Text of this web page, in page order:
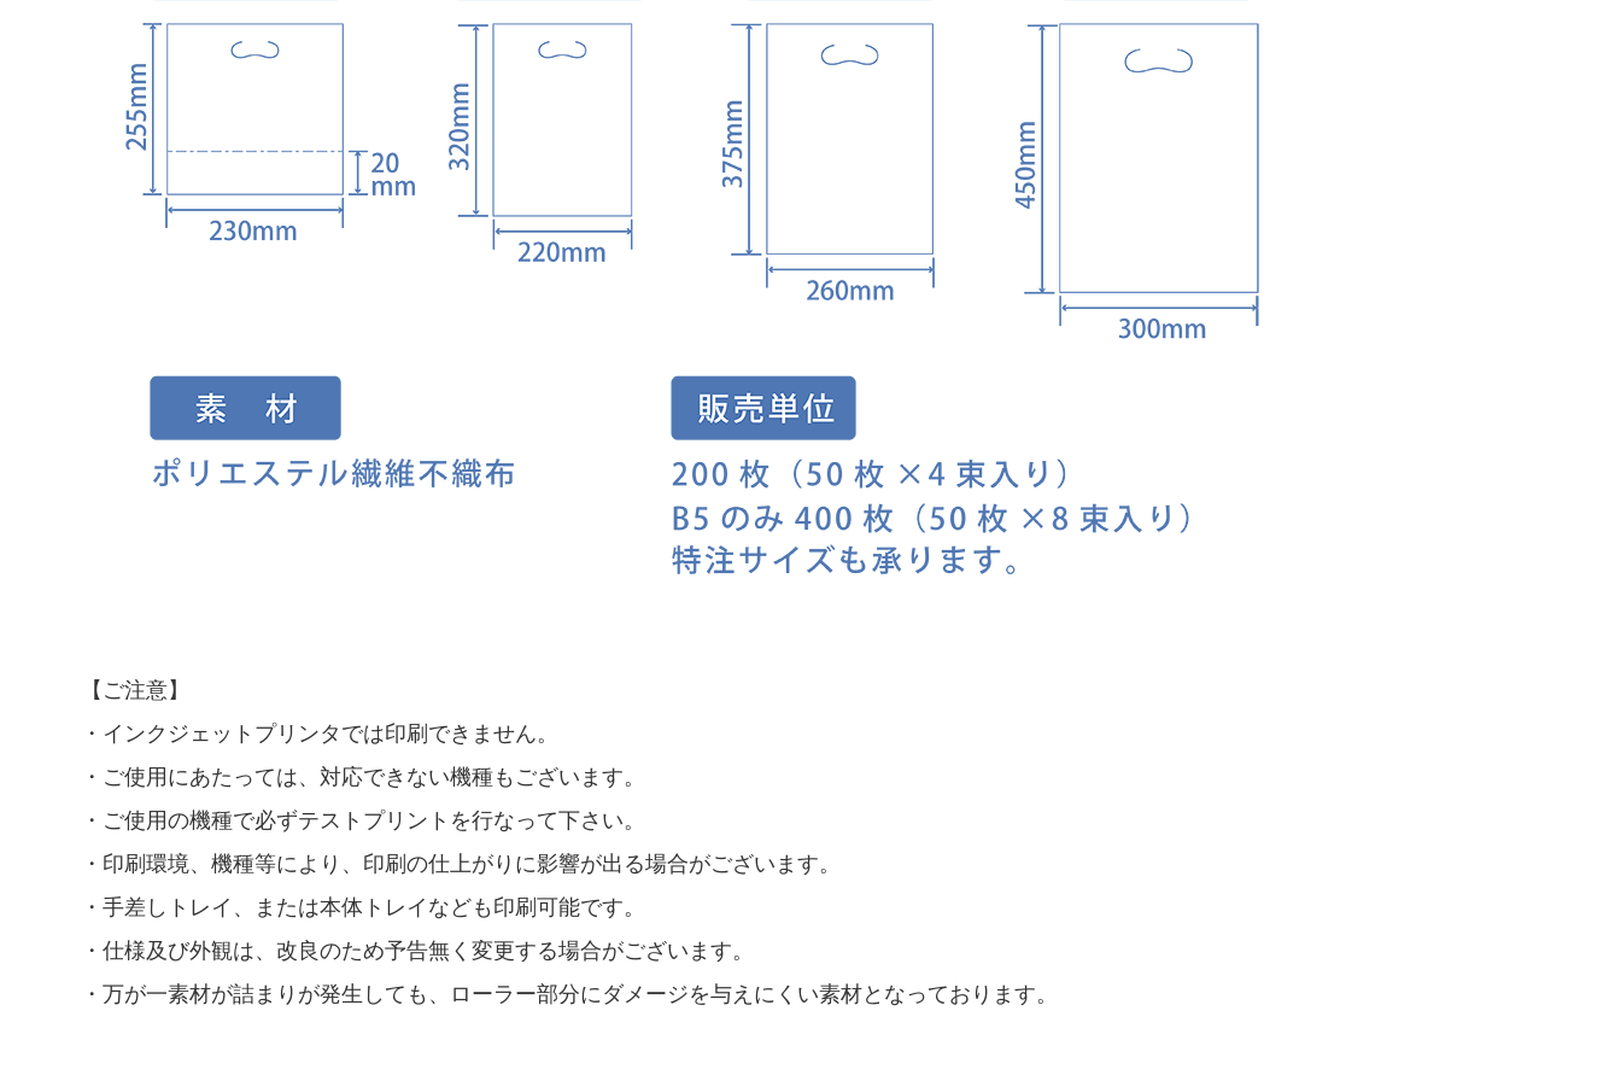
【ご注意】
・インクジェットプリンタでは印刷できません。
・ご使用にあたっては、対応できない機種もございます。
・ご使用の機種で必ずテストプリントを行なって下さい。
・印刷環境、機種等により、印刷の仕上がりに影響が出る場合がございます。
・手差しトレイ、または本体トレイなども印刷可能です。
・仕様及び外観は、改良のため予告無く変更する場合がございます。
・万が一素材が詰まりが発生しても、ローラー部分にダメージを与えにくい素材となっております。